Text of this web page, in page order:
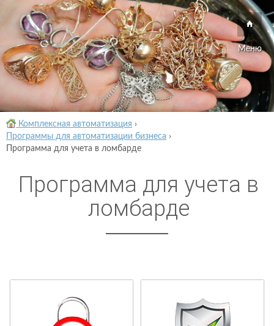
Меню
Комплексная автоматизация ›
Программы для автоматизации бизнеса ›
Программа для учета в ломбарде
Программа для учета в
ломбарде